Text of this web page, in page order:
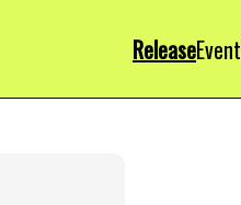
ReleaseEvent